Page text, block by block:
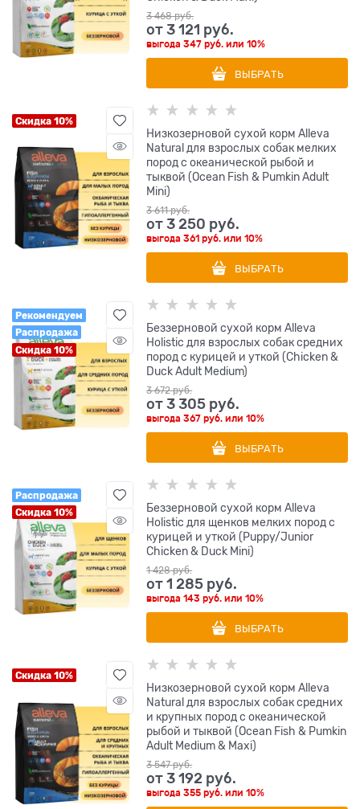
3 468 руб.
от3 121 руб.
выгода347 руб. или10%
ВЫБРАТЬ
Скидка 10%
Низкозерновой сухой корм Alleva
Natural для взрослых собак мелких
пород с океанической рыбой и
тыквой (Ocean Fish & Pumkin Adult
Mini)
3 611 руб.
от3 250 руб.
выгода361 руб. или10%
ВЫБРАТЬ
Рекомендуем
Распродажа
Скидка 10%
Беззерновой сухой корм Alleva
Holistic для взрослых собак средних
пород с курицей и уткой (Chicken &
Duck Adult Medium)
3 672 руб.
от3 305 руб.
выгода367 руб. или10%
ВЫБРАТЬ
Распродажа
Скидка 10%
Беззерновой сухой корм Alleva
Holistic для щенков мелких пород с
курицей и уткой (Puppy/Junior
Chicken & Duck Mini)
1 428 руб.
от1 285 руб.
выгода143 руб. или10%
ВЫБРАТЬ
Скидка 10%
Низкозерновой сухой корм Alleva
Natural для взрослых собак средних
и крупных пород с океанической
рыбой и тыквой (Ocean Fish & Pumkin
Adult Medium & Maxi)
3 547 руб.
от3 192 руб.
выгода355 руб. или10%